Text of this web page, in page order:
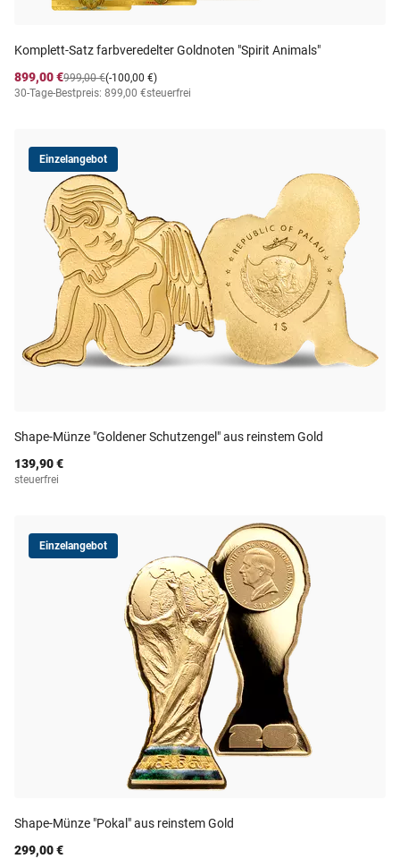
Komplett-Satz farbveredelter Goldnoten "Spirit Animals"
899,00 €
(-100,00 €)
999,00 €
30-Tage-Bestpreis: 899,00 €steuerfrei
Einzelangebot
Shape-Münze "Goldener Schutzengel" aus reinstem Gold
139,90 €
steuerfrei
Einzelangebot
Shape-Münze "Pokal" aus reinstem Gold
299,00 €